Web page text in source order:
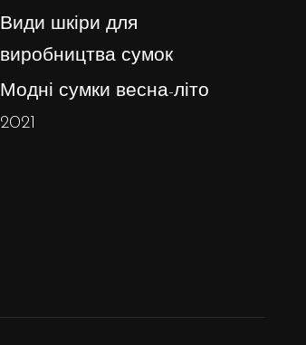
Види шкіри для
виробництва сумок
Модні сумки весна-літо
2021